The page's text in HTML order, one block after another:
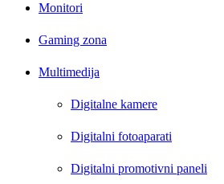
Monitori
Gaming zona
Multimedija
Digitalne kamere
Digitalni fotoaparati
Digitalni promotivni paneli